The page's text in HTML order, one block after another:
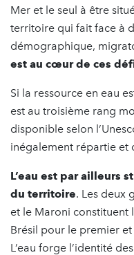
Mer et le seul à être
territoire qui fait face à
démographique,
est au cœur de ces
Si la ressource en eau
est au troisième rang
disponible selon
inégalement répartie et
L’eau est par ailleurs
du territoire. Les deux
et le Maroni constituent
Brésil pour le premier
L’eau forge l’identité